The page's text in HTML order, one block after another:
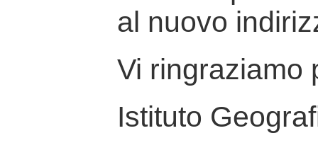
al nuovo
Vi ringraziamo
Istituto